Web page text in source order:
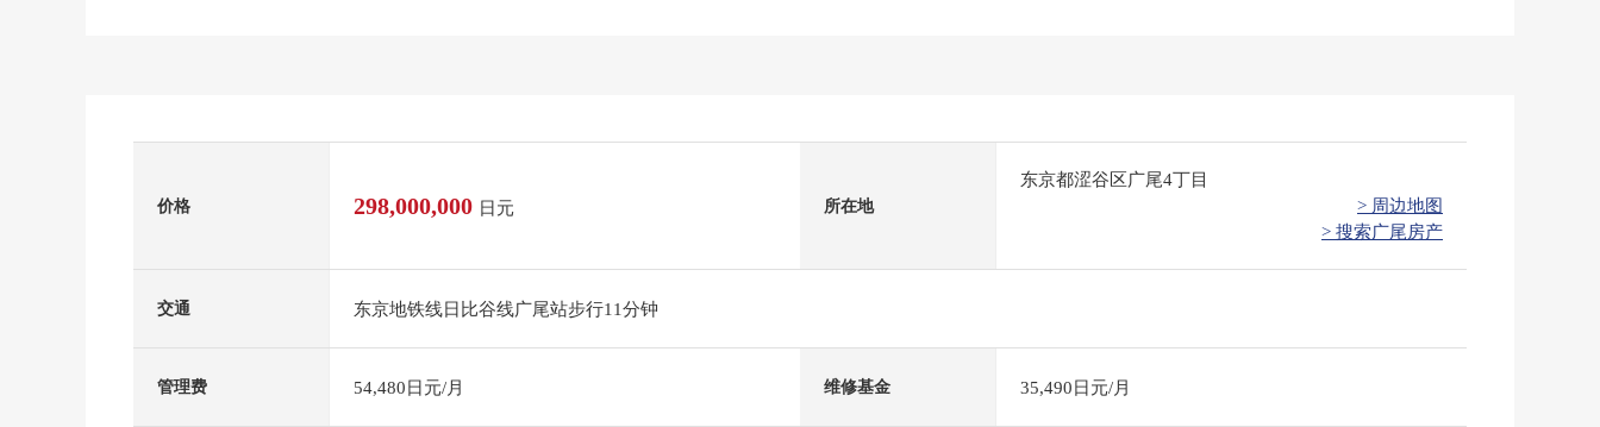
价格 298,000,000 日元 所在地
东京都涩谷区广尾4丁目
> 周边地图
> 搜索广尾房产
交通 东京地铁线日比谷线广尾站步行11分钟
管理费 54,480日元/月 维修基金 35,490日元/月